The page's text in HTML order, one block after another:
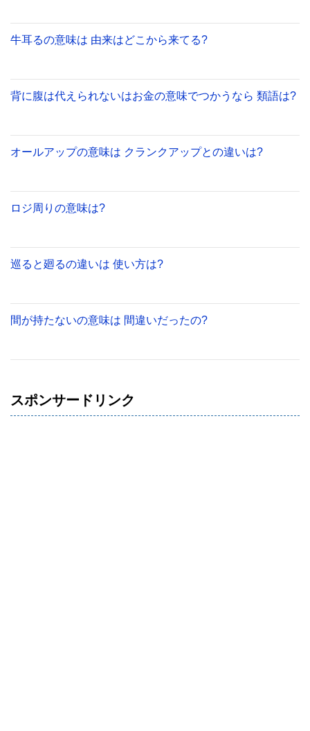
牛耳るの意味は 由来はどこから来てる?
背に腹は代えられないはお金の意味でつかうなら 類語は?
オールアップの意味は クランクアップとの違いは?
ロジ周りの意味は?
巡ると廻るの違いは 使い方は?
間が持たないの意味は 間違いだったの?
スポンサードリンク